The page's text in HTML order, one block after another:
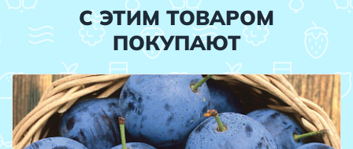
С ЭТИМ ТОВАРОМ
ПОКУПАЮТ